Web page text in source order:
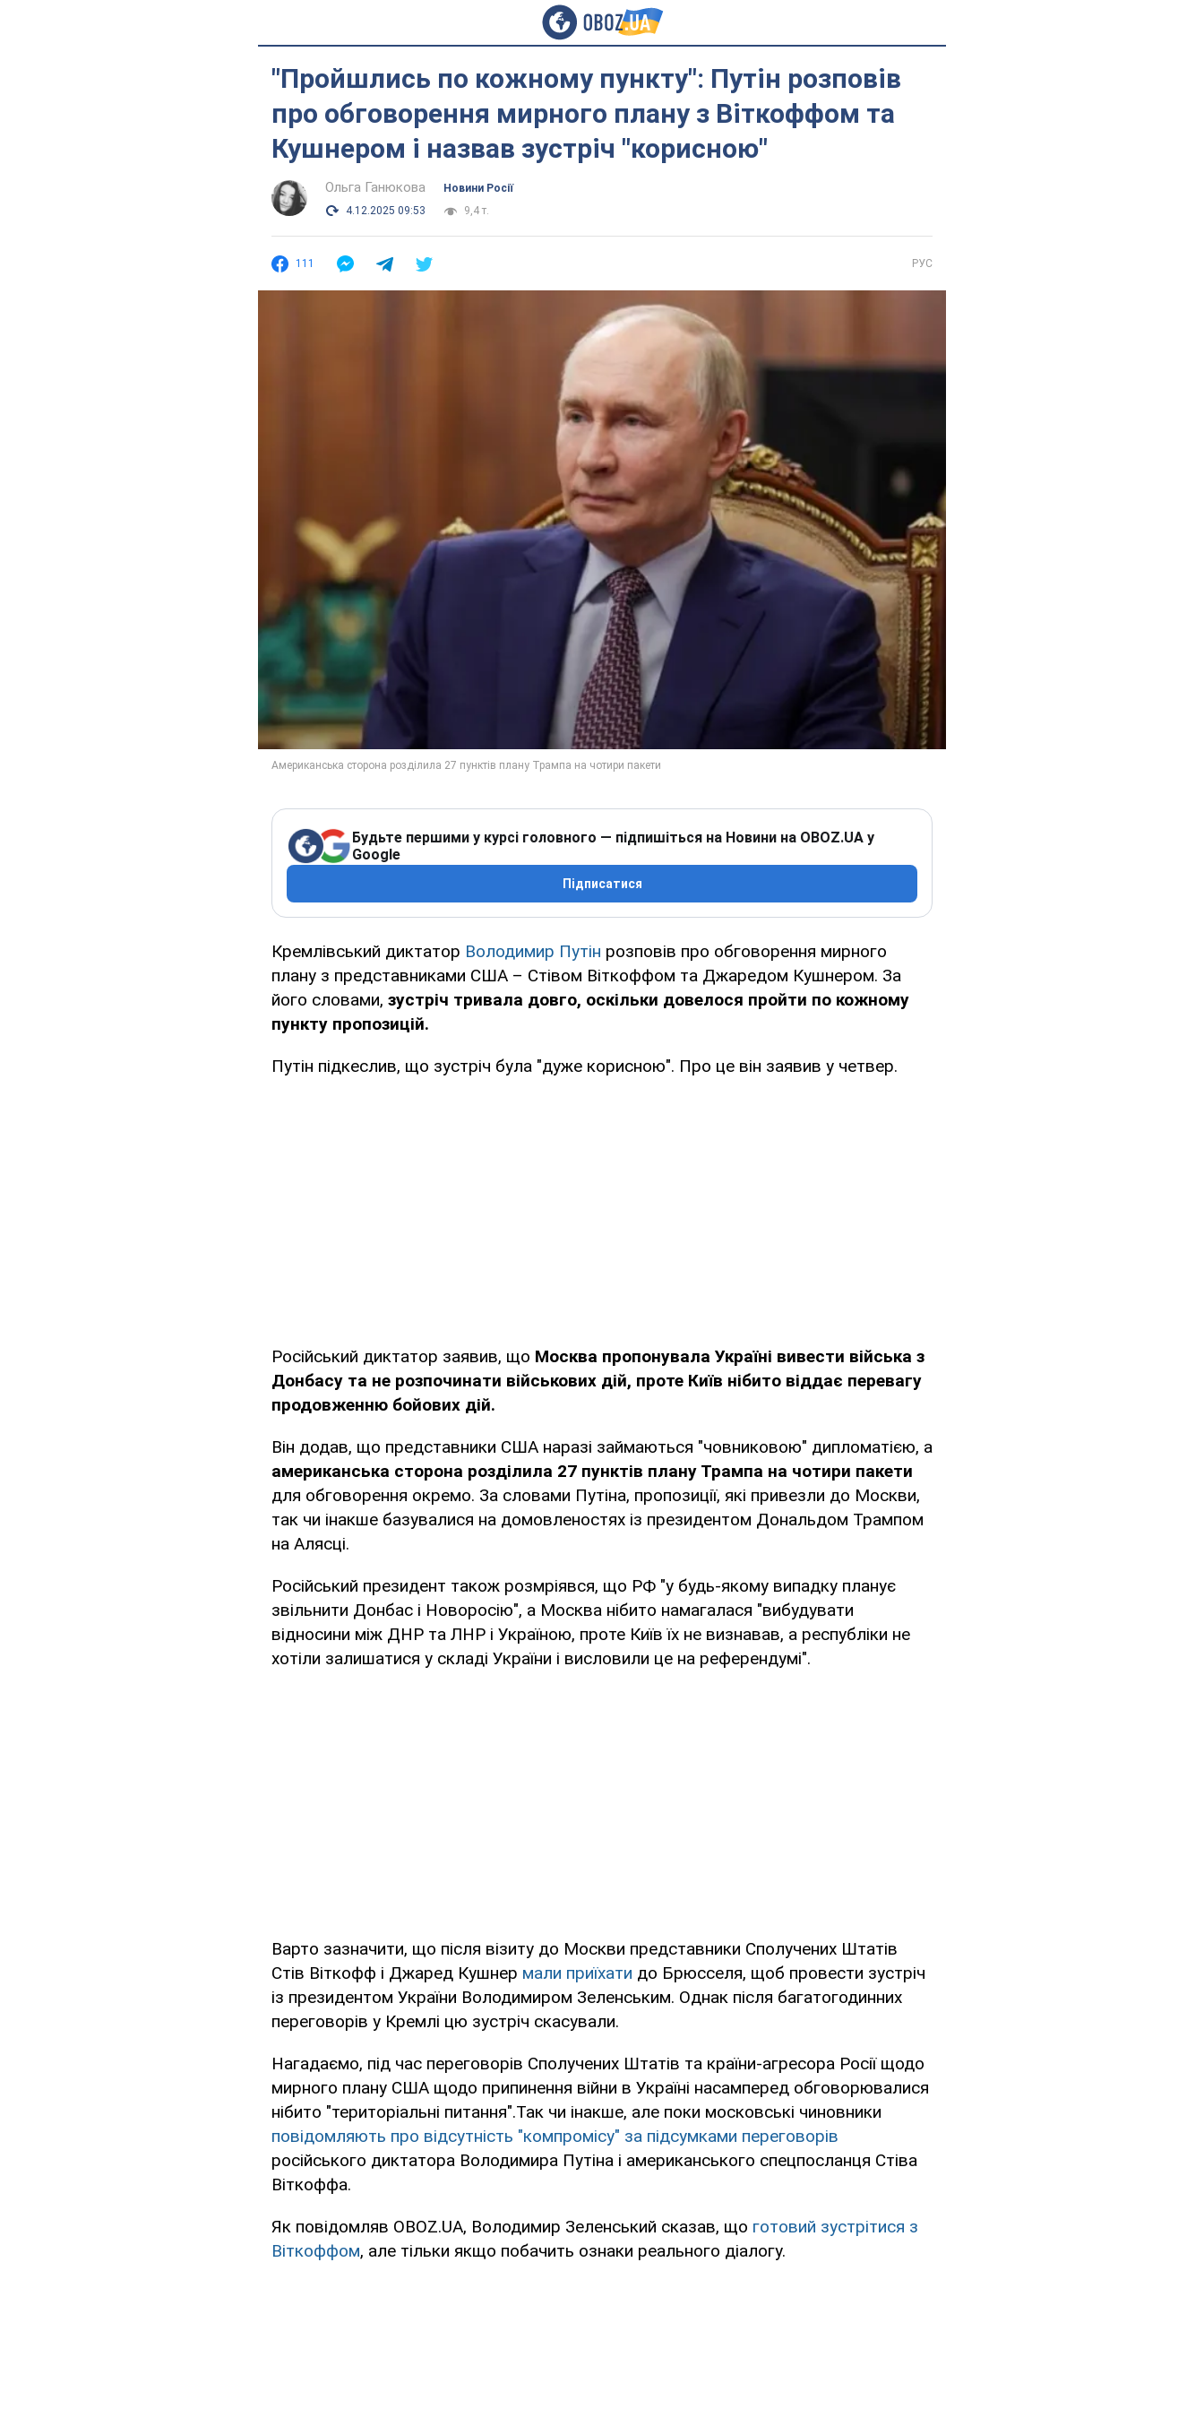
"Пройшлись по кожному пункту": Путін розповів
про обговорення мирного плану з Віткоффом та
Кушнером і назвав зустріч "корисною"
Ольга Ганюкова
Новини Росії
4.12.2025 09:53
9,4 т.
111 РУС
Будьте першими у курсі головного — підпишіться на Новини на OBOZ.UA у
Google
Підписатися
Кремлівський диктатор Володимир Путін розповів про обговорення мирного
плану з представниками США – Стівом Віткоффом та Джаредом Кушнером. За
його словами, зустріч тривала довго, оскільки довелося пройти по кожному
пункту пропозицій.
Путін підкеслив, що зустріч була "дуже корисною". Про це він заявив у четвер.
Російський диктатор заявив, що Москва пропонувала Україні вивести війська з
Донбасу та не розпочинати військових дій, проте Київ нібито віддає перевагу
продовженню бойових дій.
Він додав, що представники США наразі займаються "човниковою" дипломатією, а
американська сторона розділила 27 пунктів плану Трампа на чотири пакети
для обговорення окремо. За словами Путіна, пропозиції, які привезли до Москви,
так чи інакше базувалися на домовленостях із президентом Дональдом Трампом
на Алясці.
Російський президент також розмріявся, що РФ "у будь-якому випадку планує
звільнити Донбас і Новоросію", а Москва нібито намагалася "вибудувати
відносини між ДНР та ЛНР і Україною, проте Київ їх не визнавав, а республіки не
хотіли залишатися у складі України і висловили це на референдумі".
Варто зазначити, що після візиту до Москви представники Сполучених Штатів
Стів Віткофф і Джаред Кушнер мали приїхати до Брюсселя, щоб провести зустріч
із президентом України Володимиром Зеленським. Однак після багатогодинних
переговорів у Кремлі цю зустріч скасували.
Нагадаємо, під час переговорів Сполучених Штатів та країни-агресора Росії щодо
мирного плану США щодо припинення війни в Україні насамперед обговорювалися
нібито "територіальні питання".Так чи інакше, але поки московські чиновники
повідомляють про відсутність "компромісу" за підсумками переговорів
російського диктатора Володимира Путіна і американського спецпосланця Стіва
Віткоффа.
Як повідомляв OBOZ.UA, Володимир Зеленський сказав, що готовий зустрітися з
Віткоффом, але тільки якщо побачить ознаки реального діалогу.